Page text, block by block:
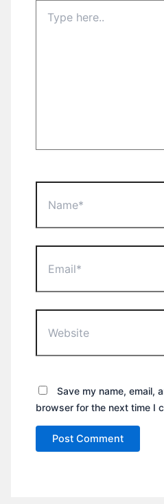
here..
Save my name, email,
browser for the next time I